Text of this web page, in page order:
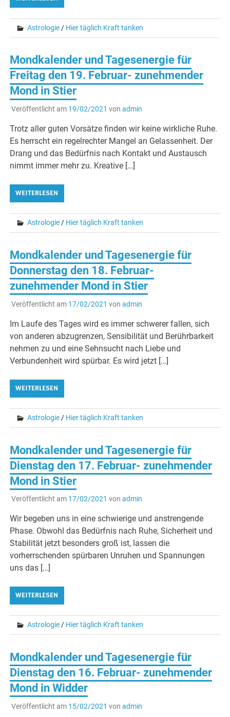
Astrologie / Hier täglich Kraft tanken
Mondkalender und Tagesenergie für
Freitag den 19. Februar- zunehmender
Mond in Stier
Veröffentlicht am 19/02/2021 von admin
Trotz aller guten Vorsätze finden wir keine wirkliche Ruhe.
Es herrscht ein regelrechter Mangel an Gelassenheit. Der
Drang und das Bedürfnis nach Kontakt und Austausch
nimmt immer mehr zu. Kreative […]
WEITERLESEN
Astrologie/ Hier täglich Kraft tanken
Mondkalender und Tagesenergie für
Donnerstag den 18. Februar-
zunehmender Mond in Stier
Veröffentlicht am 17/02/2021 von admin
Im Laufe des Tages wird es immer schwerer fallen, sich
von anderen abzugrenzen, Sensibilität und Berührbarkeit
nehmen zu und eine Sehnsucht nach Liebe und
Verbundenheit wird spürbar. Es wird jetzt […]
WEITERLESEN
Astrologie / Hier täglich Kraft tanken
Mondkalender und Tagesenergie für
Dienstag den 17. Februar- zunehmender
Mond in Stier
Veröffentlicht am 17/02/2021 von admin
Wir begeben uns in eine schwierige und anstrengende
Phase. Obwohl das Bedürfnis nach Ruhe, Sicherheit und
Stabilität jetzt besonders groß ist, lassen die
vorherrschenden spürbaren Unruhen und Spannungen
uns das […]
WEITERLESEN
Astrologie/ Hier täglich Kraft tanken
Mondkalender und Tagesenergie für
Dienstag den 16. Februar- zunehmender
Mond in Widder
Veröffentlicht am 15/02/2021 von admin